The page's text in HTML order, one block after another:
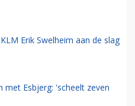
Erik Swelheim aan de slag
met Esbjerg: 'scheelt zeven